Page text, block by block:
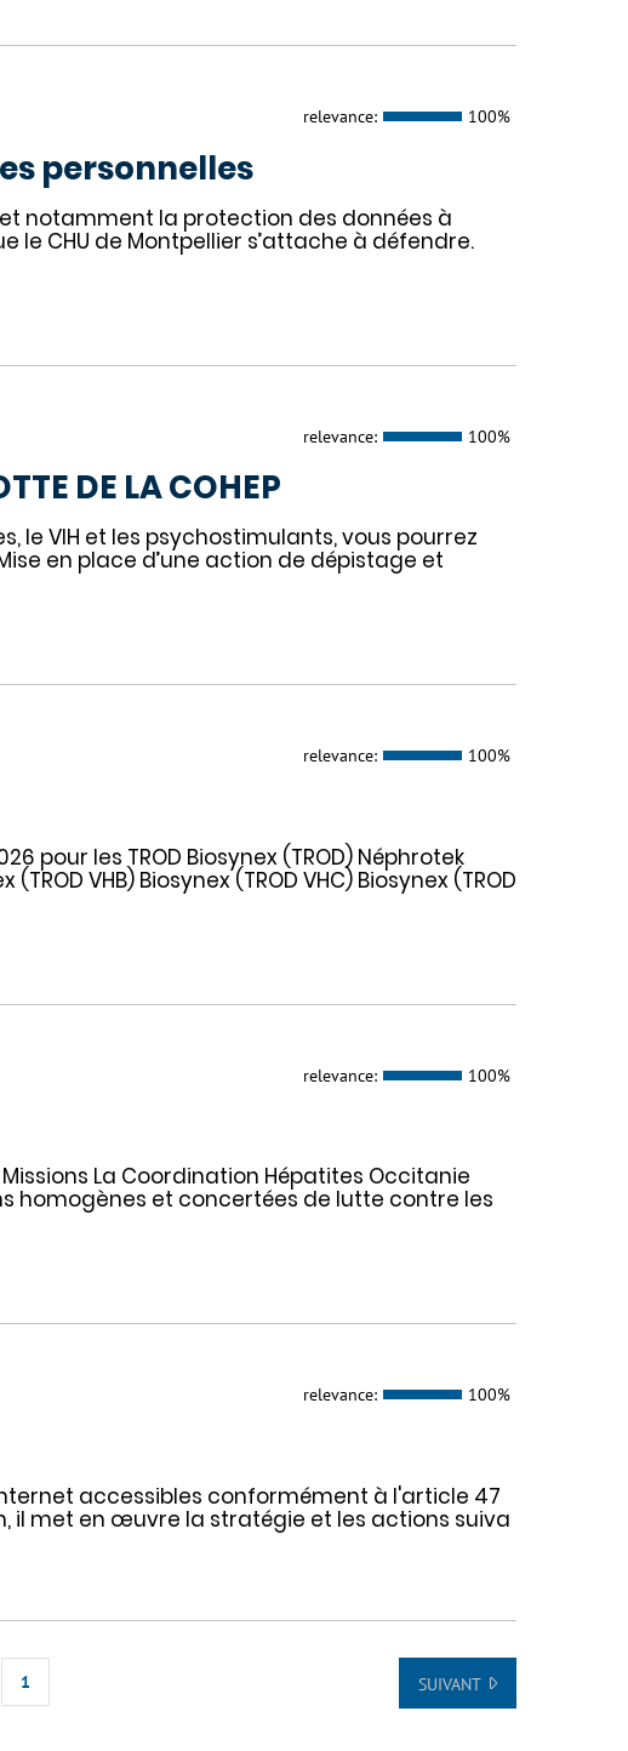
relevance: 100%
personnelles
notamment la protection des données à
CHU de Montpellier s’attache à défendre.
relevance: 100%
DE LA COHEP
le VIH et les psychostimulants, vous pourrez
en place d’une action de dépistage et
relevance: 100%
pour les TROD Biosynex (TROD) Néphrotek
VHB) Biosynex (TROD VHC) Biosynex (TROD
relevance: 100%
La Coordination Hépatites Occitanie
homogènes et concertées de lutte contre les
relevance: 100%
accessibles conformément à l'article 47
il met en œuvre la stratégie et les actions suiva
1 SUIVANT